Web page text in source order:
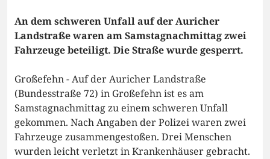
An dem schweren Unfall auf der Auricher
Landstraße waren am Samstagnachmittag zwei
Fahrzeuge beteiligt. Die Straße wurde gesperrt.
Großefehn - Auf der Auricher Landstraße
(Bundesstraße 72) in Großefehn ist es am
Samstagnachmittag zu einem schweren Unfall
gekommen. Nach Angaben der Polizei waren zwei
Fahrzeuge zusammengestoßen. Drei Menschen
wurden leicht verletzt in Krankenhäuser gebracht.